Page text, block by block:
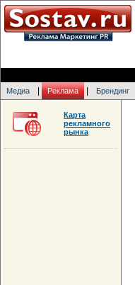
Медиа Реклама Брендинг
Карта
рекламного
рынка